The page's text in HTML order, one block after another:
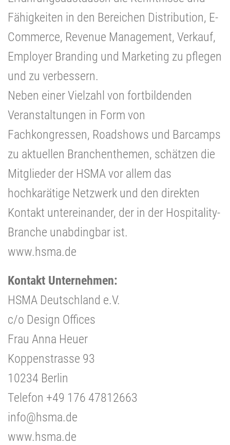
Fähigkeiten in den Bereichen Distribution, E-
Commerce, Revenue Management, Verkauf,
Employer Branding und Marketing zu pflegen
und zu verbessern.
Neben einer Vielzahl von fortbildenden
Veranstaltungen in Form von
Fachkongressen, Roadshows und Barcamps
zu aktuellen Branchenthemen, schätzen die
Mitglieder der HSMA vor allem das
hochkarätige Netzwerk und den direkten
Kontakt untereinander, der in der Hospitality-
Branche unabdingbar ist.
www.hsma.de
Kontakt Unternehmen:
HSMA Deutschland e.V.
c/o Design Offices
Frau Anna Heuer
Koppenstrasse 93
10234 Berlin
Telefon +49 176 47812663
info@hsma.de
www.hsma.de